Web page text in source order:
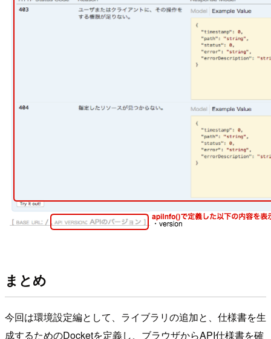
まとめ
今回は環境設定編として、ライブラリの追加と、仕様書を生
成するためのDocketを定義し、ブラウザからAPI仕様書を確